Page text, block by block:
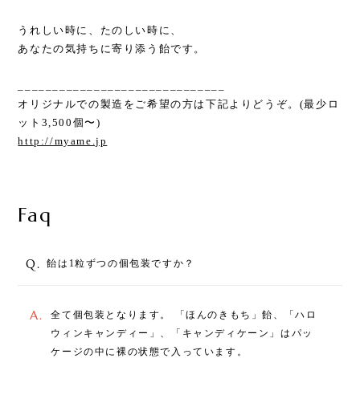
うれしい時に、たのしい時に、
あなたの気持ちに寄り添う飴です。
オリジナルでの製造をご希望の方は下記よりどうぞ。(最少ロ
ット3,500個〜)
http://myame.jp
Faq
Q. 飴は1粒ずつの個包装ですか？
A.
全て個包装となります。 「ほんのきもち」飴、「ハロ
ウィンキャンディー」、「キャンディケーン」はパッ
ケージの中に裸の状態で入っています。